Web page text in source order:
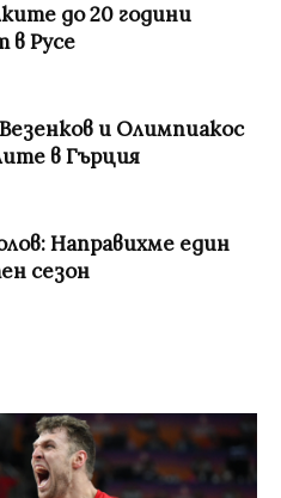
до 20 години
в Русе
Везенков и Олимпиакос
в Гърция
Направихме един
сезон